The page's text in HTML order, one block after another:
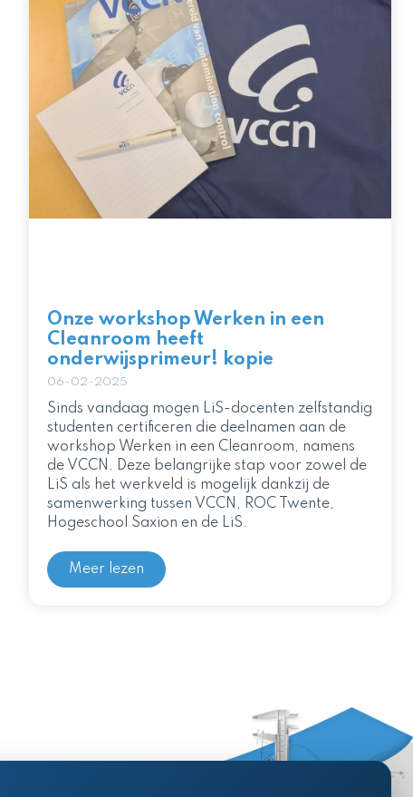
Onze workshop Werken in een
Cleanroom heeft
onderwijsprimeur! kopie
06-02-2025
Sinds vandaag mogen LiS-docenten zelfstandig
studenten certificeren die deelnamen aan de
workshop Werken in een Cleanroom, namens
de VCCN. Deze belangrijke stap voor zowel de
LiS als het werkveld is mogelijk dankzij de
samenwerking tussen VCCN, ROC Twente,
Hogeschool Saxion en de LiS.
Meer lezen